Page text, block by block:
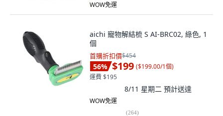
WOW免運
aichi 寵物解結梳 S AI-BRC02, 綠色, 1
個
首購折扣價$454
56% $199 ($199.00/1個)
運費 $195
8/11 星期二 預計送達
WOW免運
(264)